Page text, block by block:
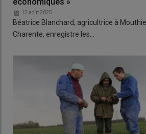
12 août 2025
Béatrice Blanchard, agricultrice à
Charente, enregistre les…